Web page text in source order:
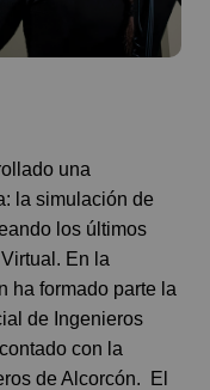
una
la simulación de
los últimos
En la
ha formado parte la
de Ingenieros
con la
de Alcorcón.
El